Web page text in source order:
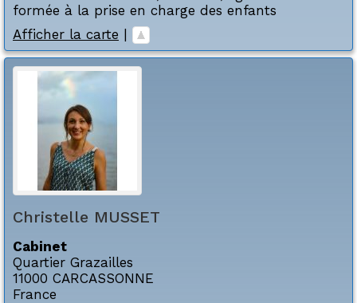
formée à la prise en charge des enfants
Afficher la carte |
Christelle MUSSET
Cabinet
Quartier Grazailles
11000 CARCASSONNE
France